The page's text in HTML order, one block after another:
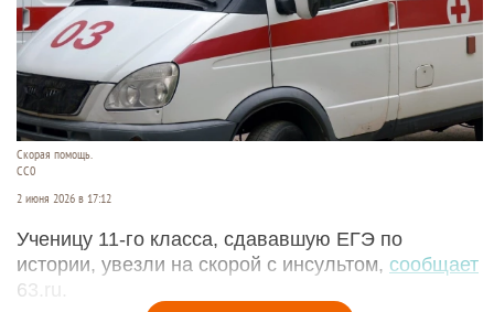
Скорая помощь.
СС0
2 июня 2026 в 17:12
Ученицу 11-го класса, сдававшую ЕГЭ по
истории, увезли на скорой с инсультом, сообщает
63.ru.